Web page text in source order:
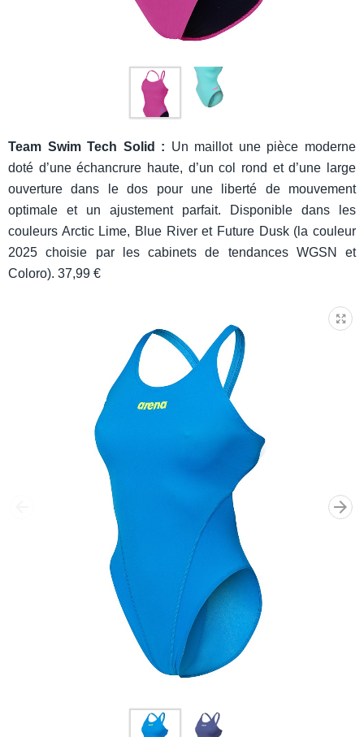
Team Swim Tech Solid : Un maillot une pièce moderne
doté d’une échancrure haute, d’un col rond et d’une large
ouverture dans le dos pour une liberté de mouvement
optimale et un ajustement parfait. Disponible dans les
couleurs Arctic Lime, Blue River et Future Dusk (la couleur
2025 choisie par les cabinets de tendances WGSN et
Coloro). 37,99 €